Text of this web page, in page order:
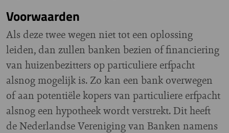
Voorwaarden
Als deze twee wegen niet tot een oplossing
leiden, dan zullen banken bezien of financiering
van huizenbezitters op particuliere erfpacht
alsnog mogelijk is. Zo kan een bank overwegen
of aan potentiële kopers van particuliere erfpacht
alsnog een hypotheek wordt verstrekt. Dit heeft
de Nederlandse Vereniging van Banken namens